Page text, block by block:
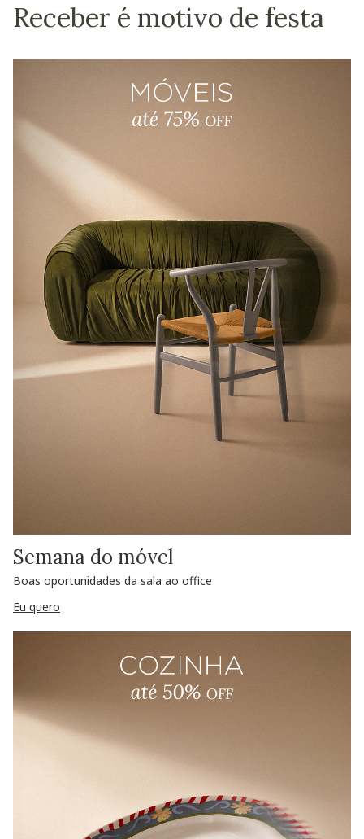
Receber é motivo de festa
Semana do móvel
Boas oportunidades da sala ao office
Eu quero